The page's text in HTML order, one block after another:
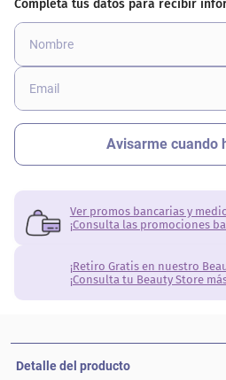
Ver promos bancarias y
¡Consulta las promociones
¡Retiro Gratis en nuestro
¡Consulta tu Beauty Store
Detalle del producto
nyx
10